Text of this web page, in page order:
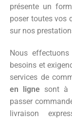
présente un
poser toutes vos
sur nos
Nous
besoins et
services de
en ligne sont à
passer
livraison